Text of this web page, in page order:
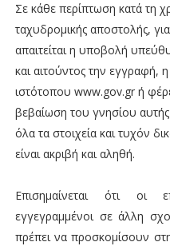
Σε κάθε περίπτωση κατά τη
ταχυδρομικής αποστολής,
απαιτείται η υποβολή
και αιτούντος την εγγραφή,
ιστότοπου www.gov.gr ή
βεβαίωση του γνησίου
όλα τα στοιχεία και τυχόν
είναι ακριβή και αληθή.
Επισημαίνεται ότι οι
εγγεγραμμένοι σε άλλη
πρέπει να προσκομίσουν